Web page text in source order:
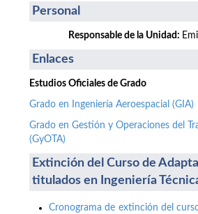
Personal
Responsable de la Unidad:
Enlaces
Estudios Oficiales de Grado
Grado en Ingeniería Aeroespacial (GIA)
Grado en Gestión y Operaciones del
(GyOTA)
Extinción del Curso de
titulados en Ingeniería
Cronograma de extinción del